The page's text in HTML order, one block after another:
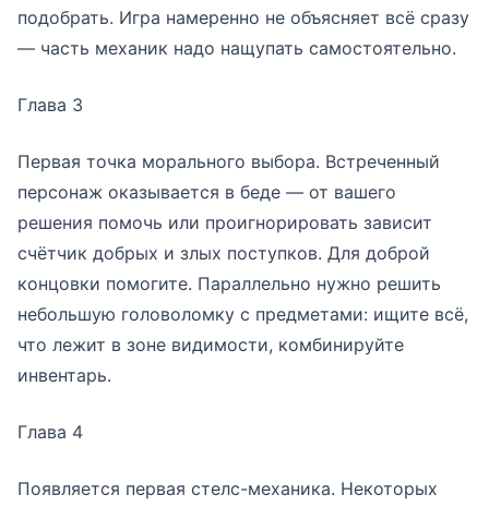
подобрать. Игра намеренно не объясняет всё сразу
— часть механик надо нащупать самостоятельно.
Глава 3
Первая точка морального выбора. Встреченный
персонаж оказывается в беде — от вашего
решения помочь или проигнорировать зависит
счётчик добрых и злых поступков. Для доброй
концовки помогите. Параллельно нужно решить
небольшую головоломку с предметами: ищите всё,
что лежит в зоне видимости, комбинируйте
инвентарь.
Глава 4
Появляется первая стелс-механика. Некоторых